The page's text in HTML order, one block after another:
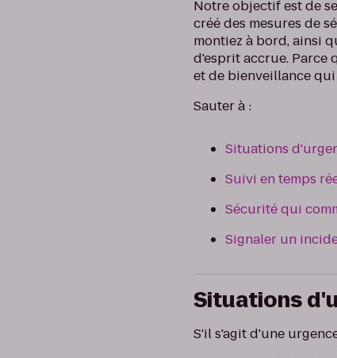
Notre objectif est de
créé des mesures de
montiez à bord, ainsi
d'esprit accrue. Parce
et de bienveillance
Sauter à :
Situations
Suivi en temps
Sécurité qui
Signaler un
Situations
S'il s'agit d'une